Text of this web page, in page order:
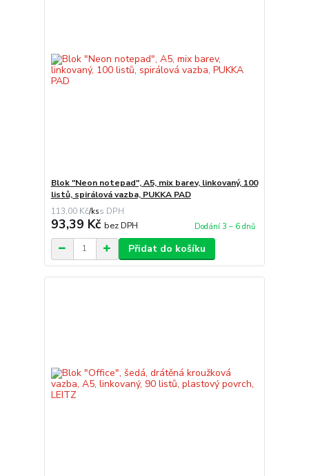
Blok "Neon notepad", A5, mix barev, linkovaný, 100
listů, spirálová vazba, PUKKA PAD
113,00 Kč/ks
93,39 Kč bez DPH Dodání 3 – 6 dnů
Přidat do košíku